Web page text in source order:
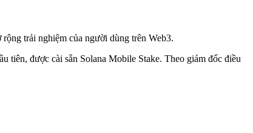
trải nghiệm của người dùng trên Web3.
tiên, được cài sẵn Solana Mobile Stake. Theo giám đốc điều